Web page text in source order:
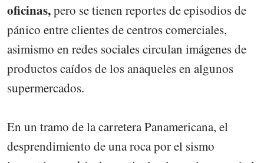
oficinas,pero se tienen reportes de episodios de
pánico entre clientes de centros comerciales,
asimismo en redes sociales circulan imágenes de
productos caídos de los anaqueles en algunos
supermercados.
En un tramo de la carretera Panamericana, el
desprendimiento de una roca por el sismo